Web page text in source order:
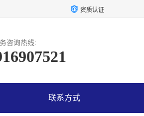
资质认证
咨询热线:
联系方式